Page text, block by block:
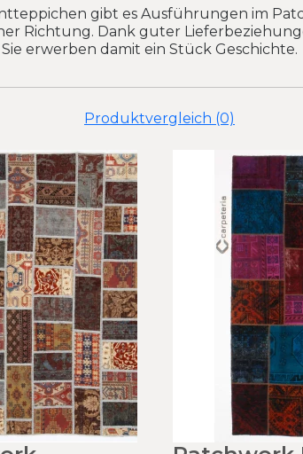
gibt es Ausführungen im
Richtung. Dank guter
Sie erwerben damit ein Stück Geschichte.
Produktvergleich (0)